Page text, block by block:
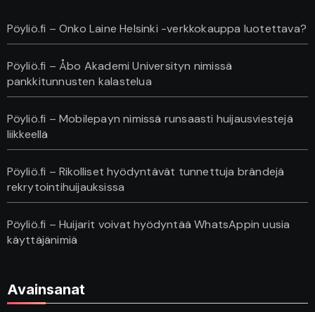
Pöyliö.fi – Onko Laine Helsinki -verkkokauppa luotettava?
Pöyliö.fi – Åbo Akademi Universityn nimissä
pankkitunnusten kalastelua
Pöyliö.fi – Mobilepayn nimissä runsaasti huijausviestejä
liikkeellä
Pöyliö.fi – Rikolliset hyödyntävät tunnettuja brändejä
rekrytointihuijauksissa
Pöyliö.fi – Huijarit voivat hyödyntää WhatsAppin uusia
käyttäjänimiä
Avainsanat